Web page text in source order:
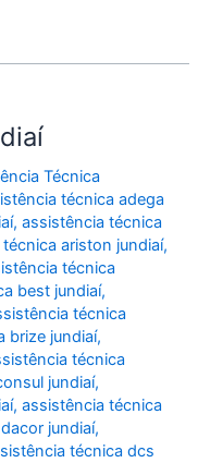
Técnica
técnica adega
,assistência técnica
ariston jundiaí,
técnica
best jundiaí,
técnica
brize jundiaí,
técnica
jundiaí,
,assistência técnica
jundiaí,
técnica dcs